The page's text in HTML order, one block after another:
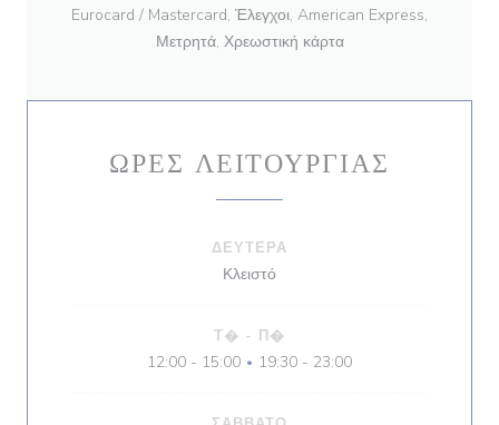
Eurocard / Mastercard, Έλεγχοι, American Express,
Μετρητά, Χρεωστική κάρτα
ΏΡΕΣ ΛΕΙΤΟΥΡΓΊΑΣ
ΔΕΥΤΈΡΑ
Κλειστό
Τ� - Π�
12:00 - 15:00 • 19:30 - 23:00